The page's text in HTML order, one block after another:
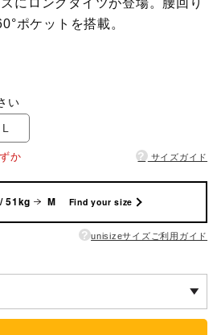
ポケットを搭載。
い
L
か ? サイズガイド
51kg M Find your size
? unisizeサイズご利用ガイド